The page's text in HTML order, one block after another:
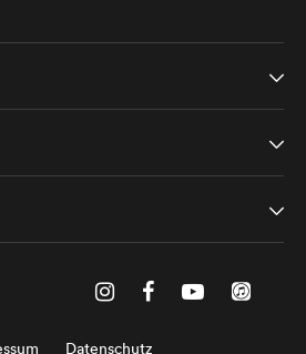
Datenschutz